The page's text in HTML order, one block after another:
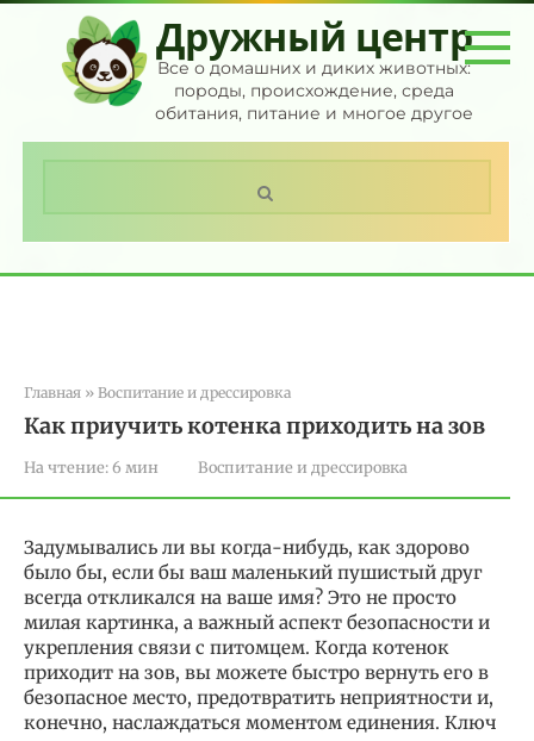
Перейти
контенту
Дружный центр
Все о домашних и диких животных:
породы, происхождение, среда
обитания, питание и многое другое
Главная » Воспитание и дрессировка
Как приучить котенка приходить на зов
На чтение:6 мин Воспитание и дрессировка
Задумывались ли вы когда-нибудь, как здорово
было бы, если бы ваш маленький пушистый друг
всегда откликался на ваше имя? Это не просто
милая картинка, а важный аспект безопасности и
укрепления связи с питомцем. Когда котенок
приходит на зов, вы можете быстро вернуть его в
безопасное место, предотвратить неприятности и,
конечно, наслаждаться моментом единения. Ключ